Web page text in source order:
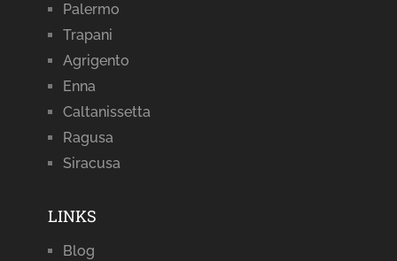
Palermo
Trapani
Agrigento
Enna
Caltanissetta
Ragusa
Siracusa
LINKS
Blog